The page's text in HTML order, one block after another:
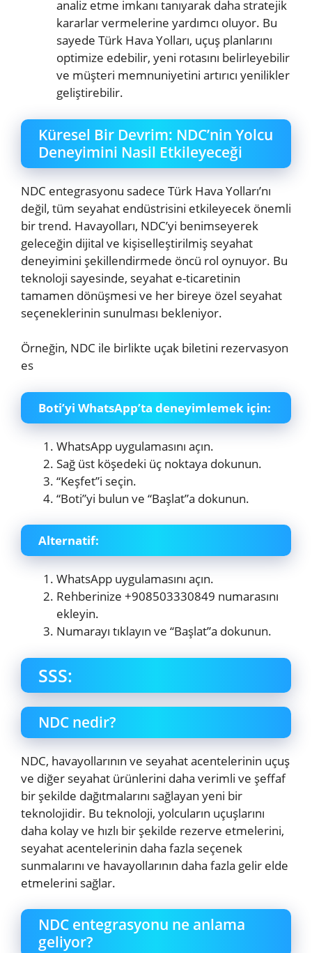
analiz etme imkanı tanıyarak daha stratejik
kararlar vermelerine yardımcı oluyor. Bu
sayede Türk Hava Yolları, uçuş planlarını
optimize edebilir, yeni rotasını belirleyebilir
ve müşteri memnuniyetini artırıcı yenilikler
geliştirebilir.
Küresel Bir Devrim: NDC’nin Yolcu
Deneyimini Nasil Etkileyeceği
NDC entegrasyonu sadece Türk Hava Yolları’nı
değil, tüm seyahat endüstrisini etkileyecek önemli
bir trend. Havayolları, NDC’yi benimseyerek
geleceğin dijital ve kişiselleştirilmiş seyahat
deneyimini şekillendirmede öncü rol oynuyor. Bu
teknoloji sayesinde, seyahat e-ticaretinin
tamamen dönüşmesi ve her bireye özel seyahat
seçeneklerinin sunulması bekleniyor.
Örneğin, NDC ile birlikte uçak biletini rezervasyon
es
Boti’yi WhatsApp’ta deneyimlemek için:
WhatsApp uygulamasını açın.
Sağ üst köşedeki üç noktaya dokunun.
“Keşfet”i seçin.
“Boti”yi bulun ve “Başlat”a dokunun.
Alternatif:
WhatsApp uygulamasını açın.
Rehberinize +908503330849 numarasını
ekleyin.
Numarayı tıklayın ve “Başlat”a dokunun.
SSS:
NDC nedir?
NDC, havayollarının ve seyahat acentelerinin uçuş
ve diğer seyahat ürünlerini daha verimli ve şeffaf
bir şekilde dağıtmalarını sağlayan yeni bir
teknolojidir. Bu teknoloji, yolcuların uçuşlarını
daha kolay ve hızlı bir şekilde rezerve etmelerini,
seyahat acentelerinin daha fazla seçenek
sunmalarını ve havayollarının daha fazla gelir elde
etmelerini sağlar.
NDC entegrasyonu ne anlama
geliyor?